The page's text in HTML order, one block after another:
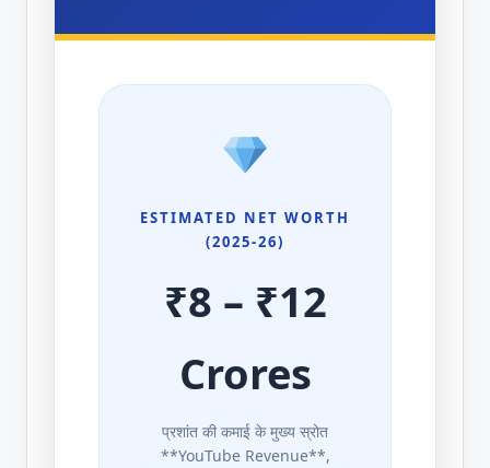
ESTIMATED NET WORTH
(2025-26)
₹8 – ₹12
Crores
प्रशांत की कमाई के मुख्य स्रोत
**YouTube Revenue**,